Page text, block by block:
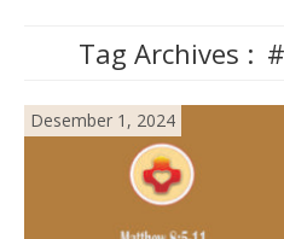
Tag Archives :
Desember 1, 2024